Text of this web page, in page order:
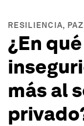
RESILIENCIA,
¿En
más al